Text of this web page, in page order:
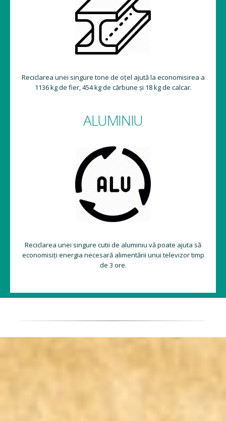
Reciclarea unei singure tone de oțel ajută la economisirea a
1136 kg de fier, 454 kg de cărbune și 18 kg de calcar.
ALUMINIU
Reciclarea unei singure cutii de aluminiu vă poate ajuta să
economisiți energia necesară alimentării unui televizor timp
de 3 ore.